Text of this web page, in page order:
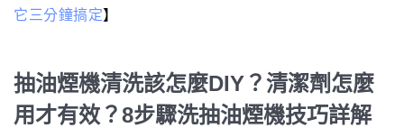
它三分鐘搞定】
抽油煙機清洗該怎麼DIY？清潔劑怎麼
用才有效？8步驟洗抽油煙機技巧詳解